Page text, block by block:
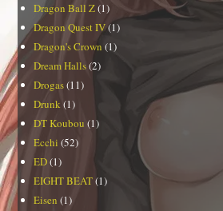
Dragon Ball Z(1)
Dragon Quest IV(1)
Dragon's Crown (1)
Dream Halls(2)
Drogas(11)
Drunk(1)
DT Koubou (1)
Ecchi (52)
ED(1)
EIGHT BEAT(1)
Eisen (1)